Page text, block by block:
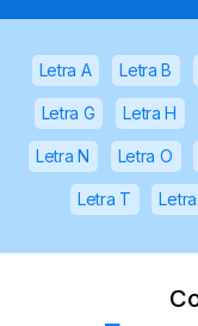
Letra A Letra B
Letra G Letra H
Letra N Letra O
Letra T